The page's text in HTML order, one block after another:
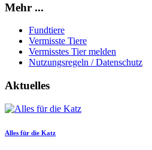
Mehr ...
Fundtiere
Vermisste Tiere
Vermisstes Tier melden
Nutzungsregeln / Datenschutz
Aktuelles
Alles für die Katz